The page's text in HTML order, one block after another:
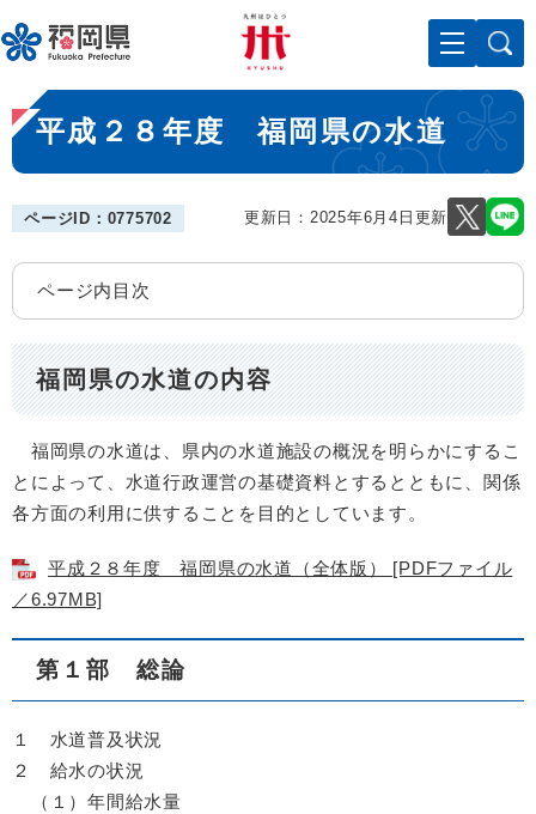
ー
ジ
先
頭
で
メニューを飛ばして本文へ
本
文
平成２８年度 福岡県の水道
ページID：0775702 更新日：2025年6月4日更新
ページ内目次
福岡県の水道の内容
福岡県の水道は、県内の水道施設の概況を明らかにするこ
とによって、水道行政運営の基礎資料とするとともに、関係
各方面の利用に供することを目的としています。
平成２８年度 福岡県の水道（全体版） [PDFファイル
／6.97MB]
第１部 総論
１ 水道普及状況
２ 給水の状況
（１）年間給水量